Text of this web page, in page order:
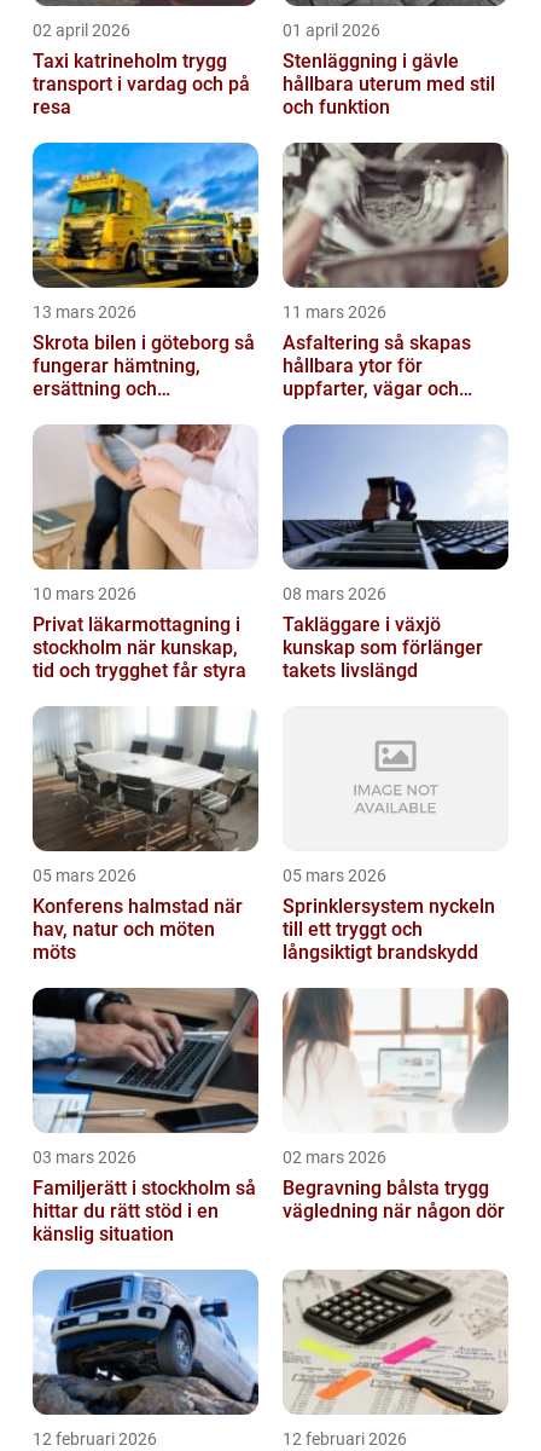
02 april 2026
Taxi katrineholm trygg
transport i vardag och på
resa
01 april 2026
Stenläggning i gävle
hållbara uterum med stil
och funktion
13 mars 2026
Skrota bilen i göteborg så
fungerar hämtning,
ersättning och
11 mars 2026
Asfaltering så skapas
hållbara ytor för
uppfarter, vägar och
10 mars 2026
Privat läkarmottagning i
stockholm när kunskap,
tid och trygghet får styra
08 mars 2026
Takläggare i växjö
kunskap som förlänger
takets livslängd
05 mars 2026
Konferens halmstad när
hav, natur och möten
möts
05 mars 2026
Sprinklersystem nyckeln
till ett tryggt och
långsiktigt brandskydd
03 mars 2026
Familjerätt i stockholm så
hittar du rätt stöd i en
känslig situation
02 mars 2026
Begravning bålsta trygg
vägledning när någon dör
12 februari 2026 12 februari 2026